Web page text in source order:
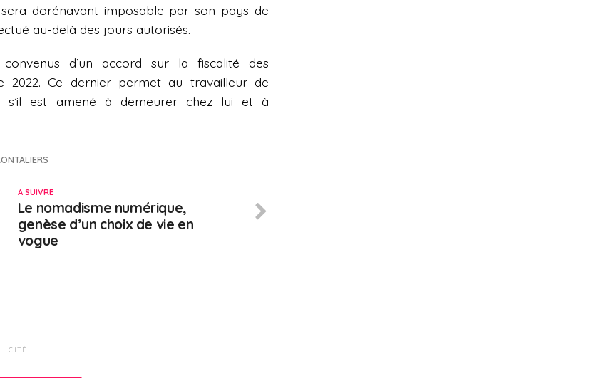
dorénavant imposable par son pays de
au-delà des jours autorisés.
d’un accord sur la fiscalité des
2022. Ce dernier permet au travailleur de
s’il est amené à demeurer chez lui et à
A SUIVRE
Le nomadisme numérique,
genèse d’un choix de vie en
vogue